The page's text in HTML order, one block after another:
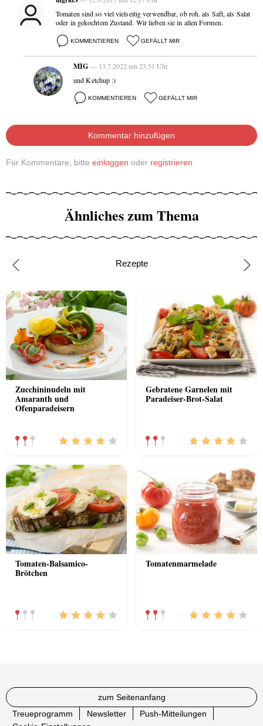
Tomaten sind so viel vielseitig verwendbar, ob roh. als Saft, als Salat
oder in gekochtem Zustand. Wir lieben sie in allen Formen.
KOMMENTIEREN GEFÄLLT MIR
MIG— 13.7.2022 um 23:51 Uhr
und Ketchup :)
KOMMENTIEREN GEFÄLLT MIR
Kommentar hinzufügen
Für Kommentare, bitte einloggen oder registrieren
Ähnliches zum Thema
Rezepte
Zucchininudeln mit
Amaranth und
Ofenparadeisern
Gebratene Garnelen mit
Paradeiser-Brot-Salat
Tomaten-Balsamico-
Brötchen
Tomatenmarmelade
zum Seitenanfang
Treueprogramm
Newsletter
Push-Mitteilungen